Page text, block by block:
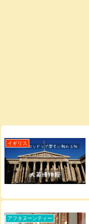
イギリス
アフタヌーンティー